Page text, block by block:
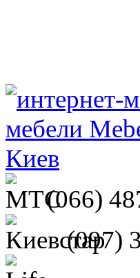
(066)
(097)